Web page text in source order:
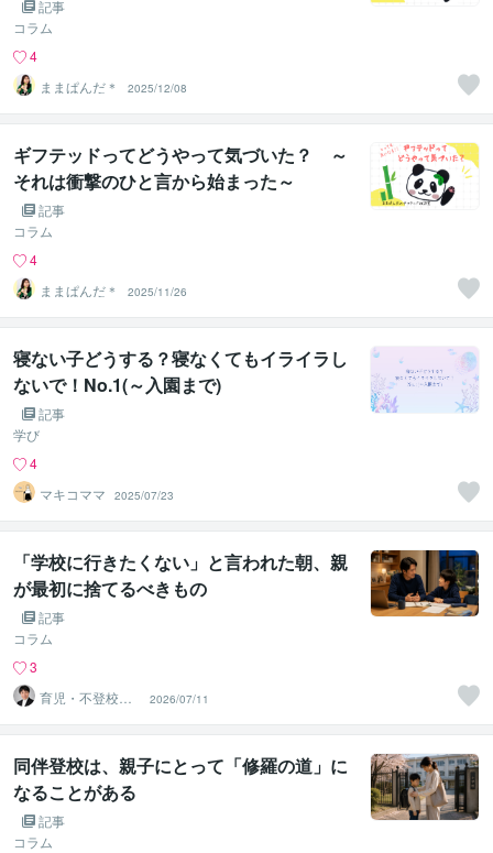
記事
コラム
4
ままぱんだ＊
2025/12/08
ギフテッドってどうやって気づいた？ ～
それは衝撃のひと言から始まった～
記事
コラム
4
ままぱんだ＊
2025/11/26
寝ない子どうする？寝なくてもイライラし
ないで！No.1(～入園まで)
記事
学び
4
マキコママ
2025/07/23
「学校に行きたくない」と言われた朝、親
が最初に捨てるべきもの
記事
コラム
3
育児・不登校・
海外子女相談専
門 奥村直之
2026/07/11
同伴登校は、親子にとって「修羅の道」に
なることがある
記事
コラム